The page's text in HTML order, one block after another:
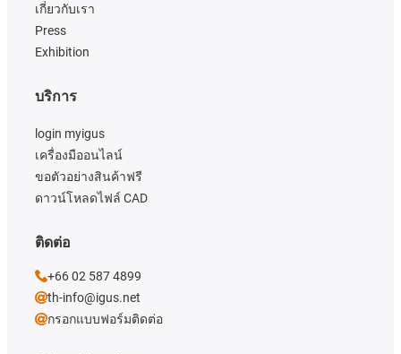
เกี่ยวกับเรา
Press
Exhibition
บริการ
login myigus
เครื่องมืออนไลน์
ขอตัวอย่างสินค้าฟรี
ดาวน์โหลดไฟล์ CAD
ติดต่อ
+66 02 587 4899
th-info@igus.net
กรอกแบบฟอร์มติดต่อ